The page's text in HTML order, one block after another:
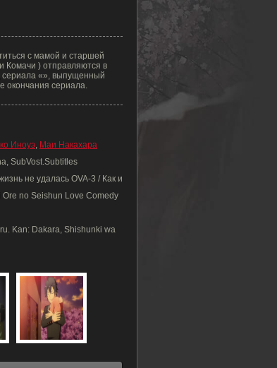
с мамой и старшей
Комачи ) отправляются в
сериала «», выпущенный
окончания сериала.
Иноуэ, Маи Накахара
SubVost.Subtitles
не удалась OVA-3 / Как и
no Seishun Love Comedy
Kan: Dakara, Shishunki wa